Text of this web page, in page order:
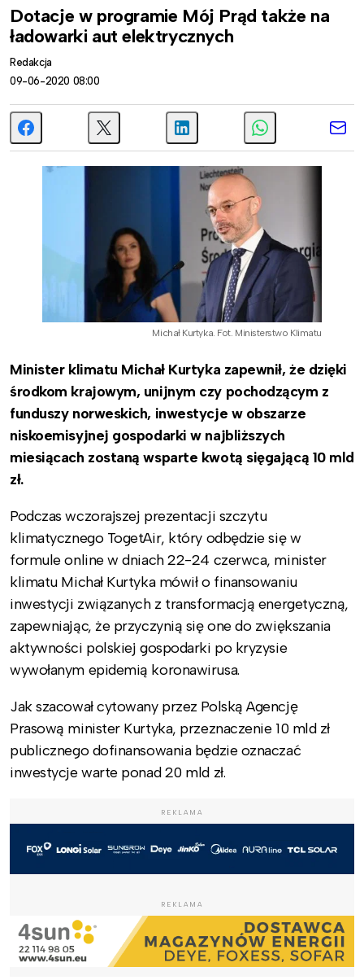
Dotacje w programie Mój Prąd także na
ładowarki aut elektrycznych
Redakcja
09-06-2020 08:00
Michał Kurtyka. Fot. Ministerstwo Klimatu
Minister klimatu Michał Kurtyka zapewnił, że dzięki
środkom krajowym, unijnym czy pochodzącym z
funduszy norweskich, inwestycje w obszarze
niskoemisyjnej gospodarki w najbliższych
miesiącach zostaną wsparte kwotą sięgającą 10 mld
zł.
Podczas wczorajszej prezentacji szczytu
klimatycznego TogetAir, który odbędzie się w
formule online w dniach 22-24 czerwca, minister
klimatu Michał Kurtyka mówił o finansowaniu
inwestycji związanych z transformacją energetyczną,
zapewniając, że przyczynią się one do zwiększania
aktywności polskiej gospodarki po kryzysie
wywołanym epidemią koronawirusa.
Jak szacował cytowany przez Polską Agencję
Prasową minister Kurtyka, przeznaczenie 10 mld zł
publicznego dofinansowania będzie oznaczać
inwestycje warte ponad 20 mld zł.
REKLAMA
REKLAMA